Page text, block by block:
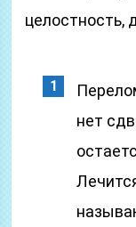
целостность,
нет